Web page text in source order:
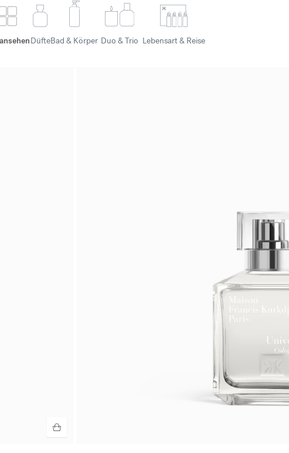
DüfteBad & Körper Duo & Trio Lebensart & Reise